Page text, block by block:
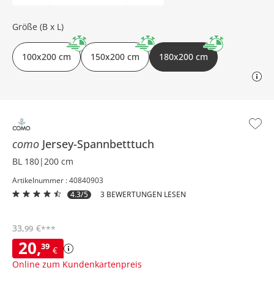
como Jersey-Spannbetttuch
BL 180|200 cm
Artikelnummer : 40840903
4.3/5
3 BEWERTUNGEN LESEN
20,39 €
Online zum Kundenkartenpreis
33,99 €***
Größe (B x L)
100x200 cm 150x200 cm 180x200 cm